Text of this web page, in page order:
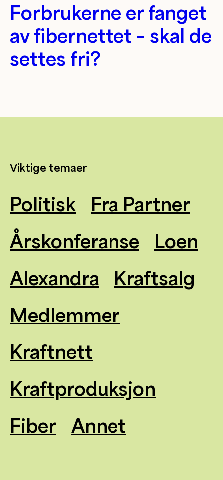
Forbrukerne er fanget
av fibernettet – skal de
settes fri?
Viktige temaer
Politisk
Fra Partner
Årskonferanse
Loen
Alexandra
Kraftsalg
Medlemmer
Kraftnett
Kraftproduksjon
Fiber
Annet